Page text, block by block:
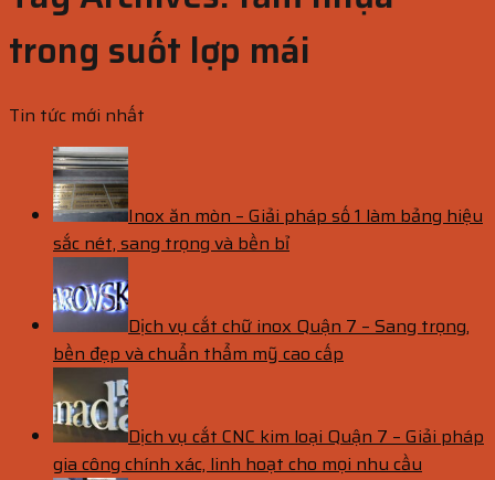
trong suốt lợp mái
Tin tức mới nhất
Inox ăn mòn – Giải pháp số 1 làm bảng hiệu
sắc nét, sang trọng và bền bỉ
Dịch vụ cắt chữ inox Quận 7 – Sang trọng,
bền đẹp và chuẩn thẩm mỹ cao cấp
Dịch vụ cắt CNC kim loại Quận 7 – Giải pháp
gia công chính xác, linh hoạt cho mọi nhu cầu